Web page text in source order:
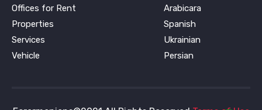
Offices for Rent
Properties
Services
Vehicle
Arabicara
Spanish
Ukrainian
Persian